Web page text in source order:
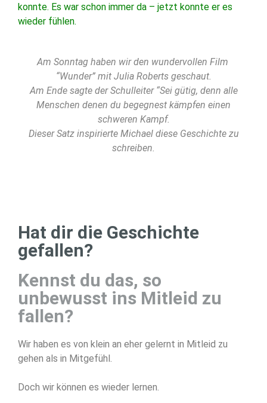
konnte. Es war schon immer da – jetzt konnte er es
wieder fühlen.
Am Sonntag haben wir den wundervollen Film
“Wunder” mit Julia Roberts geschaut.
Am Ende sagte der Schulleiter “Sei gütig, denn alle
Menschen denen du begegnest kämpfen einen
schweren Kampf.
Dieser Satz inspirierte Michael diese Geschichte zu
schreiben.
Hat dir die Geschichte
gefallen?
Kennst du das, so
unbewusst ins Mitleid zu
fallen?
Wir haben es von klein an eher gelernt in Mitleid zu
gehen als in Mitgefühl.
Doch wir können es wieder lernen.